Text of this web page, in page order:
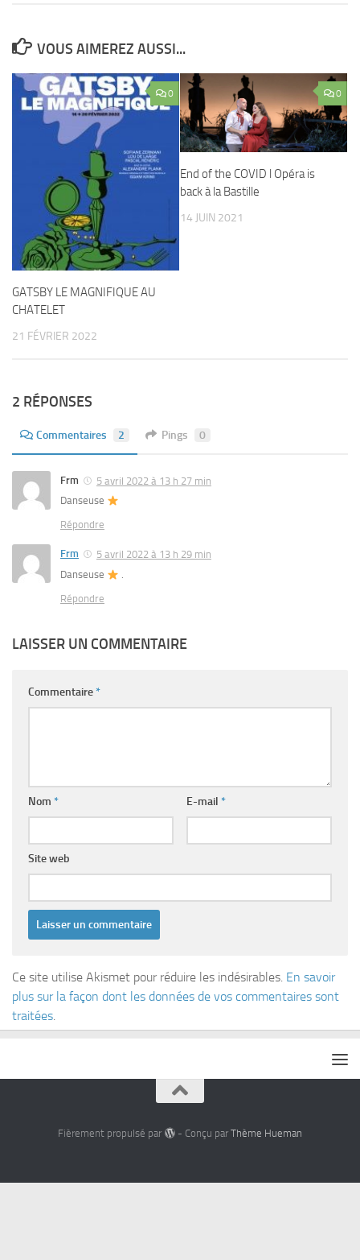
VOUS AIMEREZ AUSSI...
0
GATSBY LE MAGNIFIQUE AU
CHATELET
21 FÉVRIER 2022
0
End of the COVID l Opéra is
back à la Bastille
14 JUIN 2021
2 RÉPONSES
Commentaires 2 Pings 0
Frm
5 avril 2022 à 13 h 27 min
Danseuse
Répondre
Frm
5 avril 2022 à 13 h 29 min
Danseuse
.
Répondre
LAISSER UN COMMENTAIRE
Commentaire*
Nom * E-mail *
Site web
Ce site utilise Akismet pour réduire les indésirables. En savoir
plus sur la façon dont les données de vos commentaires sont
traitées.
Fièrement propulsé par - Conçu par Thème Hueman